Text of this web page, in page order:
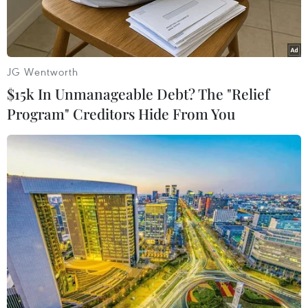
Máy bay MiG-31. (Nguồn: Sputnik)
Theo THX, Thứ trưởng Quốc phòng Nga Aleksey
Krivoruchko cho biết, bộ này đã chi hơn 1.500 tỷ
ruble (tương đương hơn 24 tỷ USD) trong năm
2019 cho các loại vũ khí và hoạt động phòng thủ
quốc gia.
Trong bài phỏng vấn của báo Krasnaya Zvezda -
tờ báo chính thức của bộ này, số xuất bản ngày
JG Wentworth
$15k In Unmanageable Debt? The "Relief
Program" Creditors Hide From You